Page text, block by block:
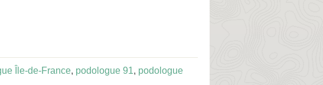
Île-de-France, podologue 91, podologue